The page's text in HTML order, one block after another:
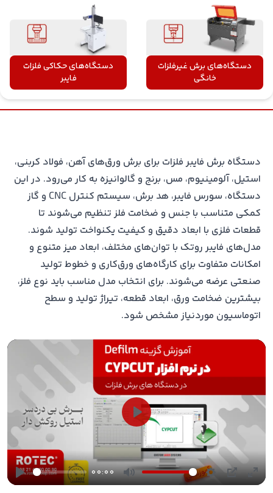
دستگاه‌های برش غیرفلزات
خانگی
دستگاه‌های حکاکی فلزات
فایبر
دستگاه برش فایبر فلزات برای برش ورق‌های آهن، فولاد کربنی،
استیل، آلومینیوم، مس، برنج و گالوانیزه به کار می‌رود. در این
دستگاه، سورس فایبر، هد برش، سیستم کنترل CNC و گاز
کمکی متناسب با جنس و ضخامت فلز تنظیم می‌شوند تا
قطعات فلزی با ابعاد دقیق و کیفیت یکنواخت تولید شوند.
مدل‌های فایبر روتک با توان‌های مختلف، ابعاد میز متنوع و
امکانات متفاوت برای کارگاه‌های ورق‌کاری و خطوط تولید
صنعتی عرضه می‌شوند. برای انتخاب مدل مناسب باید نوع فلز،
بیشترین ضخامت ورق، ابعاد قطعه، تیراژ تولید و سطح
اتوماسیون موردنیاز مشخص شود.
Play
00:00
Mute Settings
PIP
Play